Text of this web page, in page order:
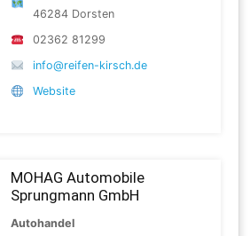
46284 Dorsten
02362 81299
info@reifen-kirsch.de
Website
MOHAG Automobile
Sprungmann GmbH
Autohandel